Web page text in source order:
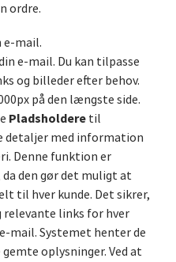
ordre.
e-mail.
e-mail. Du kan tilpasse
og billeder efter behov.
på den længste side.
Pladsholdere til
detaljer med information
Denne funktion er
den gør det muligt at
til hver kunde. Det sikrer,
links for hver
mail. Systemet henter de
oplysninger. Ved at